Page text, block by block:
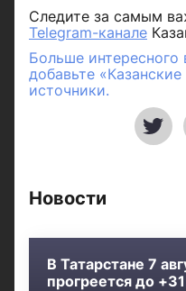
Следите за самым
Telegram-канале
Больше интересного
добавьте
источники.
Новости
В Татарстане 7
прогреется до